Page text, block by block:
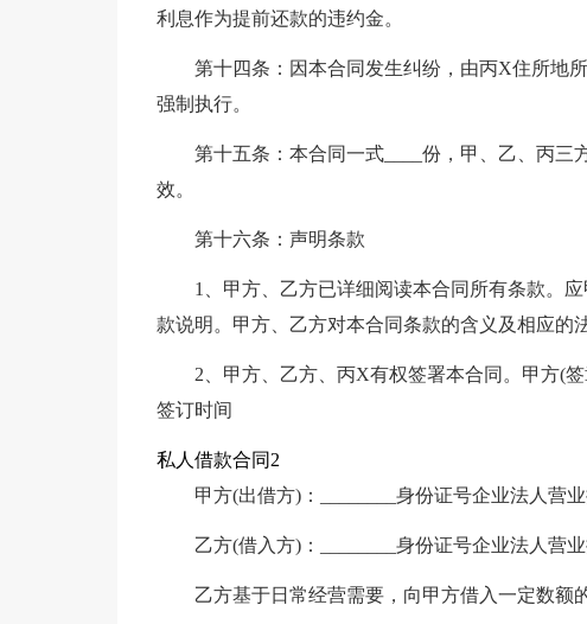
利息作为提前还款的违约金。
第十四条：因本合同发生纠纷，由丙X住所地
强制执行。
第十五条：本合同一式____份，甲、乙、丙
效。
第十六条：声明条款
1、甲方、乙方已详细阅读本合同所有条款。
款说明。甲方、乙方对本合同条款的含义及相应的
2、甲方、乙方、丙X有权签署本合同。甲方(
签订时间
私人借款合同2
甲方(出借方)：________身份证号企业法人营业
乙方(借入方)：________身份证号企业法人营业
乙方基于日常经营需要，向甲方借入一定数额